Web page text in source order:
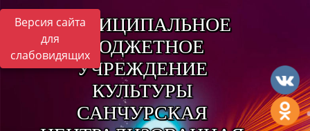
Версия сайта
для
слабовидящих
МУНИЦИПАЛЬНОЕ
БЮДЖЕТНОЕ
УЧРЕЖДЕНИЕ
КУЛЬТУРЫ
САНЧУРСКАЯ